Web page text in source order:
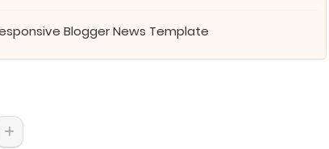
Blogger News Template